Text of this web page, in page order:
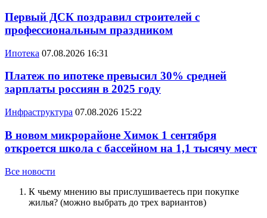
Первый ДСК поздравил строителей с
профессиональным праздником
Ипотека 07.08.2026 16:31
Платеж по ипотеке превысил 30% средней
зарплаты россиян в 2025 году
Инфраструктура 07.08.2026 15:22
В новом микрорайоне Химок 1 сентября
откроется школа с бассейном на 1,1 тысячу мест
Все новости
К чьему мнению вы прислушиваетесь при покупке
жилья? (можно выбрать до трех вариантов)